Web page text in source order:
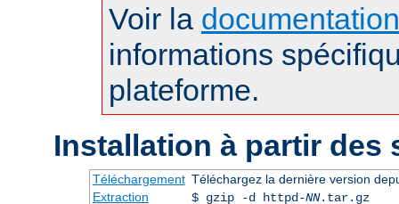
Voir la
informations
plateforme.
Installation à partir des
Téléchargement Téléchargez la dernière version
Extraction
$ gzip -d httpd-NN.tar.gz